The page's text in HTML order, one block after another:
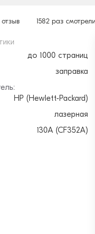
1582 раз
до 1000 страниц
заправка
HP (Hewlett-Packard)
лазерная
130A (CF352A)